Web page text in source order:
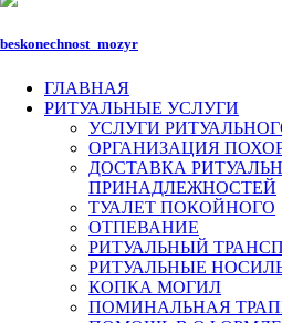
beskonechnost_mozyr
ГЛАВНАЯ
РИТУАЛЬНЫЕ УСЛУГИ
УСЛУГИ
ОРГАНИЗАЦИЯ
ДОСТАВКА
ПРИНАДЛЕЖНОСТЕЙ
ТУАЛЕТ ПОКОЙНОГО
ОТПЕВАНИЕ
РИТУАЛЬНЫЙ
РИТУАЛЬНЫЕ
КОПКА МОГИЛ
ПОМИНАЛЬНАЯ